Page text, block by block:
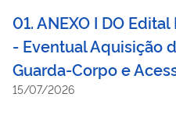
01. ANEXO I DO
- Eventual Aquisição
Guarda-Corpo e
15/07/2026